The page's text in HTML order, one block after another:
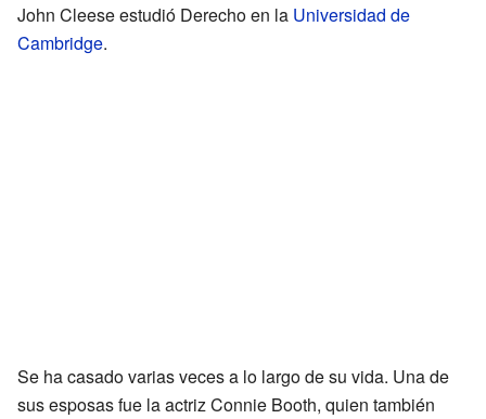
John Cleese estudió Derecho en la Universidad de
Cambridge.
Se ha casado varias veces a lo largo de su vida. Una de
sus esposas fue la actriz Connie Booth, quien también